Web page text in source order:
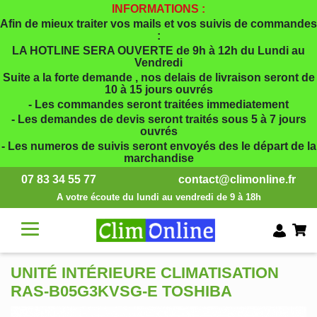
INFORMATIONS :
Afin de mieux traiter vos mails et vos suivis de commandes
:
LA HOTLINE SERA OUVERTE de 9h à 12h du Lundi au
Vendredi
Suite a la forte demande , nos delais de livraison seront de
10 à 15 jours ouvrés
- Les commandes seront traitées immediatement
- Les demandes de devis seront traités sous 5 à 7 jours
ouvrés
- Les numeros de suivis seront envoyés des le départ de la
marchandise
07 83 34 55 77
A votre écoute du lundi au vendredi de 9 à 18h
contact@climonline.fr
UNITÉ INTÉRIEURE CLIMATISATION
RAS-B05G3KVSG-E TOSHIBA